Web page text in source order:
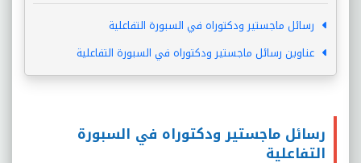
رسائل ماجستير ودكتوراه في السبورة التفاعلية
عناوين رسائل ماجستير ودكتوراه في السبورة التفاعلية
رسائل ماجستير ودكتوراه في السبورة
التفاعلية